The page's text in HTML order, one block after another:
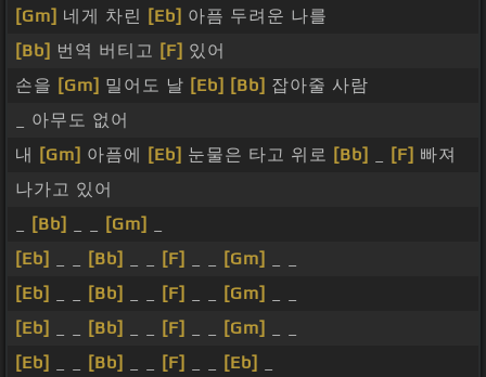
[Gm] 네게 차린 [Eb] 아픔 두려운 나를
[Bb] 번역 버티고 [F] 있어
손을 [Gm] 밀어도 날 [Eb] [Bb] 잡아줄 사람
_ 아무도 없어
내
[Gm] 아픔에 [Eb] 눈물은 타고 위로 [Bb] [F] 빠져
나가고 있어
[Bb] [Gm]
[Eb]
[Bb] [F] [Gm]
[Eb]
[Bb] [F] [Gm]
[Eb]
[Bb] [F] [Gm]
[Eb]
[Bb] [F] [Eb]